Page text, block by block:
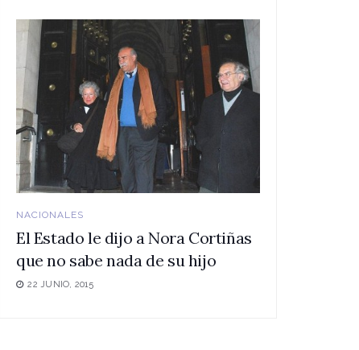
NACIONALES
El Estado le dijo a Nora Cortiñas
que no sabe nada de su hijo
22 JUNIO, 2015